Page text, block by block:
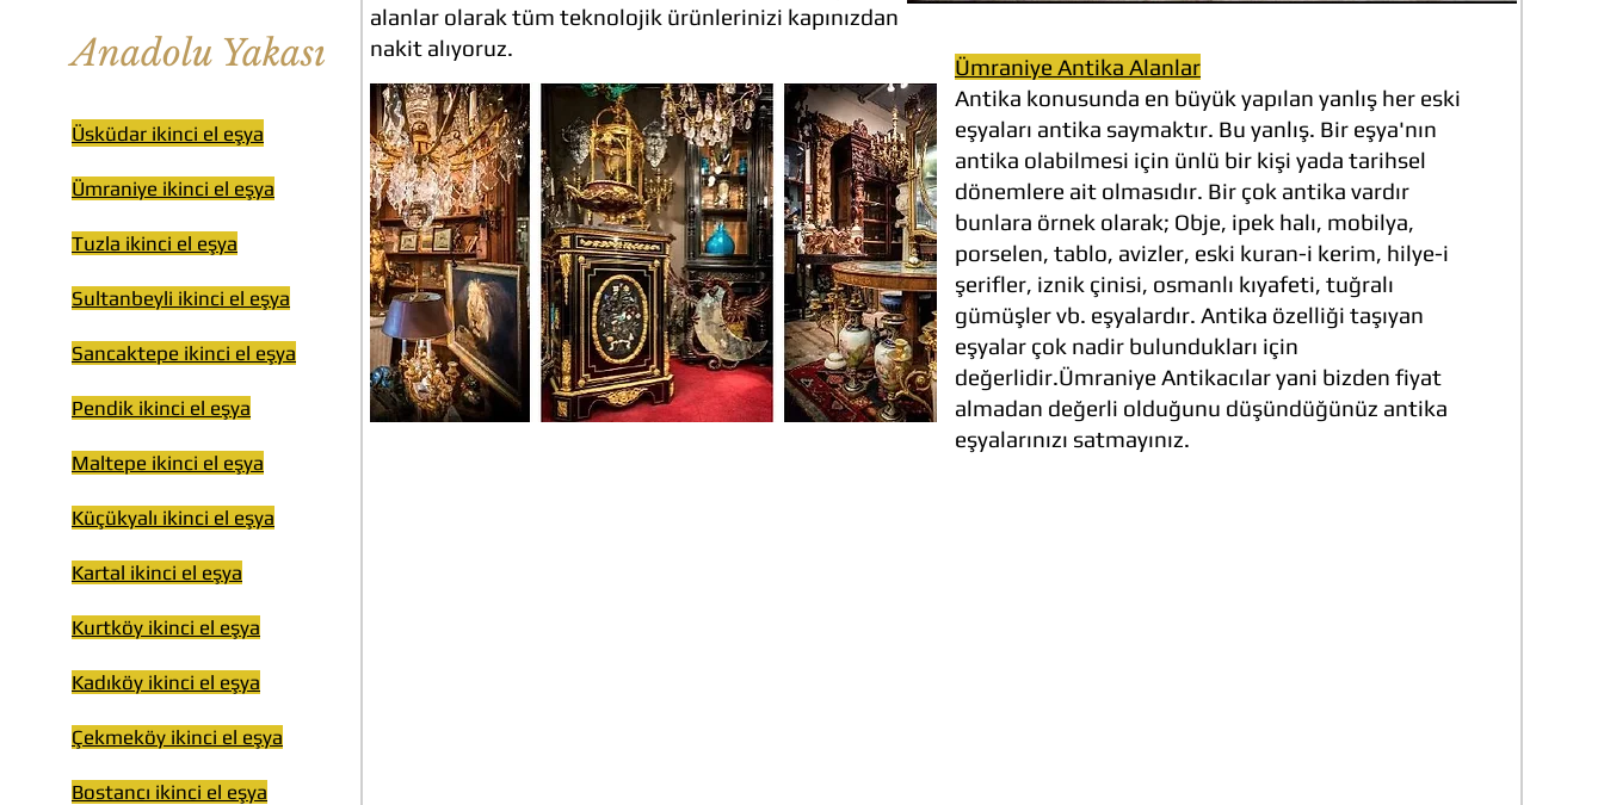
alanlar olarak tüm teknolojik ürünlerinizi kapınızdan
nakit alıyoruz.
Ümraniye Antika Alanlar
Antika konusunda en büyük yapılan yanlış her eski
eşyaları antika saymaktır. Bu yanlış. Bir eşya'nın
antika olabilmesi için ünlü bir kişi yada tarihsel
dönemlere ait olmasıdır. Bir çok antika vardır
bunlara örnek olarak; Obje, ipek halı, mobilya,
porselen, tablo, avizler, eski kuran-i kerim, hilye-i
şerifler, iznik çinisi, osmanlı kıyafeti, tuğralı
gümüşler vb. eşyalardır. Antika özelliği taşıyan
eşyalar çok nadir bulundukları için
değerlidir.Ümraniye Antikacılar yani bizden fiyat
almadan değerli olduğunu düşündüğünüz antika
eşyalarınızı satmayınız.
Anadolu Yakası
Üsküdar ikinci el eşya
Ümraniye ikinci el eşya
Tuzla ikinci el eşya
Sultanbeyli ikinci el eşya
Sancaktepe ikinci el eşya
Pendik ikinci el eşya
Maltepe ikinci el eşya
Küçükyalı ikinci el eşya
Kartal ikinci el eşya
Kurtköy ikinci el eşya
Kadıköy ikinci el eşya
Çekmeköy ikinci el eşya
Bostancı ikinci el eşya